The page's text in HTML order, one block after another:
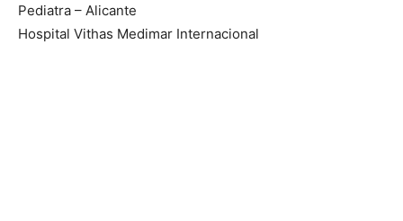
Pediatra – Alicante
Hospital Vithas Medimar Internacional